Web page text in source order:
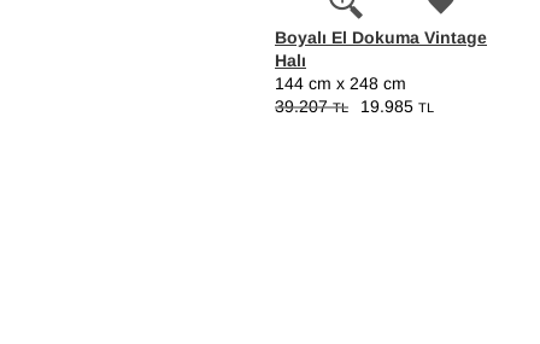
Boyalı El Dokuma Vintage
Halı
144 cm x 248 cm
39.207TL 19.985 TL